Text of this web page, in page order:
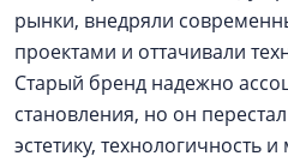
рынки, внедряли
проектами и оттачивали
Старый бренд надежно
становления, но он
эстетику, технологичность